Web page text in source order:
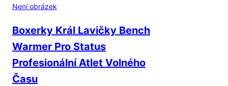
Není obrázek
Boxerky Král Lavičky Bench
Warmer Pro Status
Profesionální Atlet Volného
Času